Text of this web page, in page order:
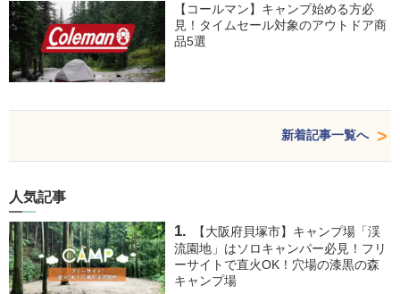
【コールマン】キャンプ始める方必
見！タイムセール対象のアウトドア商
品5選
新着記事一覧へ
人気記事
【大阪府貝塚市】キャンプ場「渓
流園地」はソロキャンパー必見！フリ
ーサイトで直火OK！穴場の漆黒の森
キャンプ場